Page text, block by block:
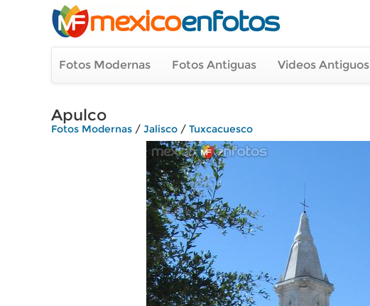
Fotos Modernas Fotos Antiguas Videos Antiguos
Apulco
Fotos Modernas / Jalisco / Tuxcacuesco